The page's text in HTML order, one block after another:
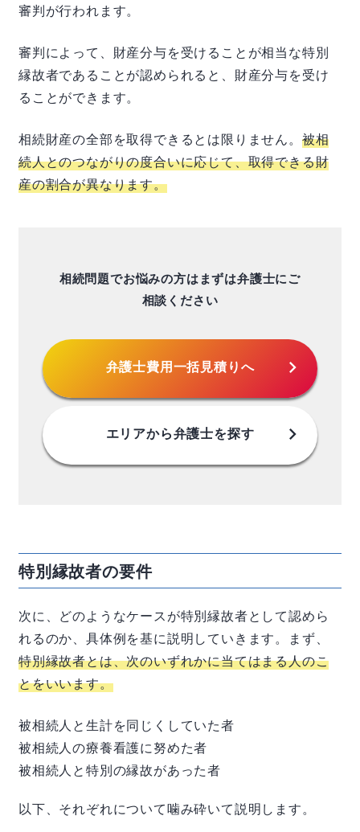
審判が行われます。
審判によって、財産分与を受けることが相当な特別
縁故者であることが認められると、財産分与を受け
ることができます。
相続財産の全部を取得できるとは限りません。 被相
続人とのつながりの度合いに応じて、取得できる財
産の割合が異なります。
相続問題でお悩みの方はまずは弁護士にご
相談ください
弁護士費用一括見積りへ chevron_right
エリアから弁護士を探す chevron_right
特別縁故者の要件
次に、どのようなケースが特別縁故者として認めら
れるのか、具体例を基に説明していきます。まず、
特別縁故者とは、次のいずれかに当てはまる人のこ
とをいいます。
被相続人と生計を同じくしていた者
被相続人の療養看護に努めた者
被相続人と特別の縁故があった者
以下、それぞれについて噛み砕いて説明します。